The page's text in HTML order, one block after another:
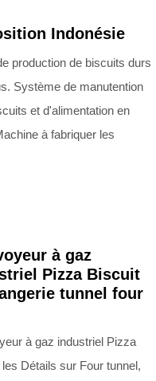
Indonésie
production de biscuits durs
Système de manutention
et d'alimentation en
à fabriquer les
à gaz
Pizza Biscuit
tunnel four
à gaz industriel Pizza
Détails sur Four tunnel,